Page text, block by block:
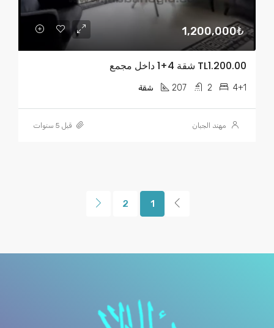
1,200,000₺
TL1.200.00 شقة 4+1 داخل مجمع
4+1
2
207 شقة
مهند الجبان قبل 5 سنوات
1
2